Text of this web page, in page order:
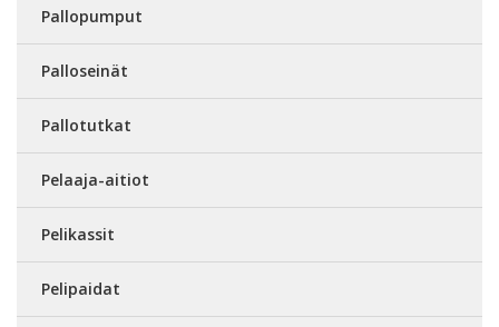
Pallopumput
Palloseinät
Pallotutkat
Pelaaja-aitiot
Pelikassit
Pelipaidat